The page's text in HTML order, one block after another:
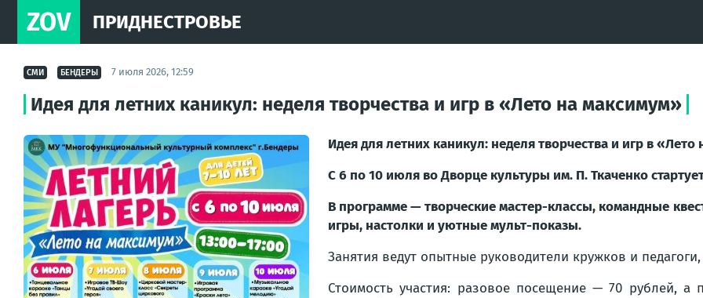
ZOV ПРИДНЕСТРОВЬЕ
СМИ БЕНДЕРЫ 7 июля 2026, 12:59
Идея для летних каникул: неделя творчества и игр в «Лето на максимум»
Идея для летних каникул: неделя творчества и игр в
С 6 по 10 июля во Дворце культуры им. П. Ткаченко
В программе — творческие мастер-классы, командные
игры, настолки и уютные мульт-показы.
Занятия ведут опытные руководители кружков и
Стоимость участия: разовое посещение — 70 рублей,